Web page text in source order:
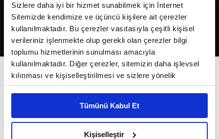
Sizlere daha iyi bir hizmet sunabilmek için İnternet
Sitemizde kendimize ve üçüncü kişilere ait çerezler
kullanılmaktadır. Bu çerezler vasıtasıyla çeşitli kişisel
verileriniz işlenmekte olup gerekli olan çerezler bilgi
toplumu hizmetlerinin sunulması amacıyla
kullanılmaktadır. Diğer çerezler, sitemizin daha işlevsel
kılınması ve kişiselleştirilmesi ve sizlere yönelik
reklam/pazarlama faaliyetlerinin yapılması, amaçlarıyla
Çerezlere ilişkin tercihlerinizi çerez paneli vasıtasıyla
belirleyebilirsiniz. Çerezlere ilişkin detaylı bilgi için
Ayarlar butonuna tıklayabilir,Çerez Bilgilendirme
Tümünü Kabul Et
Kişiselleştir
2026Fikriyat. Tüm hakları saklıdır.